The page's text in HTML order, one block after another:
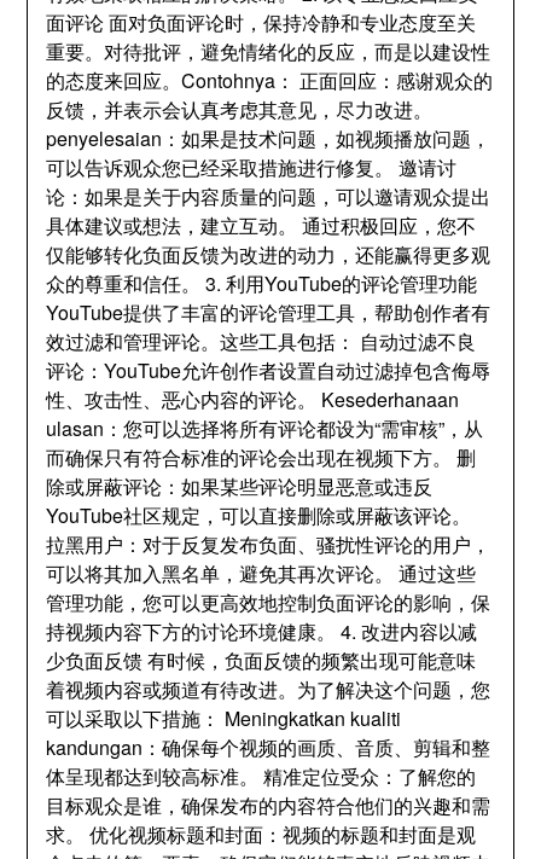
面评论 面对负面评论时 ，保持冷静和专业态度至关
重要。对待批评 ，避免情绪化的反应 ，而是以建设性
的态度来回应。Contohnya： 正面回应 ：感谢观众的
反馈 ，并表示会认真考虑其意见 ，尽力改进。
penyelesaian：如果是技术问题 ，如视频播放问题 ，
可以告诉观众您已经采取措施进行修复。邀请讨
论 ：如果是关于内容质量的问题 ，可以邀请观众提出
具体建议或想法 ，建立互动。通过积极回应 ，您不
仅能够转化负面反馈为改进的动力 ，还能赢得更多观
众的尊重和信任。 3.利用YouTube的评论管理功能
YouTube提供了丰富的评论管理工具 ，帮助创作者有
效过滤和管理评论。这些工具包括 ： 自动过滤不良
评论 ：YouTube允许创作者设置自动过滤掉包含侮辱
性、攻击性、恶心内容的评论。 Kesederhanaan
ulasan：您可以选择将所有评论都设为“需审核” ， 从
而确保只有符合标准的评论会出现在视频下方。删
除或屏蔽评论 ：如果某些评论明显恶意或违反
YouTube社区规定 ，可以直接删除或屏蔽该评论。
拉黑用户 ：对于反复发布负面、骚扰性评论的用户 ，
可以将其加入黑名单 ，避免其再次评论。通过这些
管理功能 ，您可以更高效地控制负面评论的影响 ，保
持视频内容下方的讨论环境健康。 4.改进内容以减
少负面反馈 有时候 ，负面反馈的频繁出现可能意味
着视频内容或频道有待改进。 为了解决这个问题 ，您
可以采取以下措施 ： Meningkatkan kualiti
kandungan：确保每个视频的画质、音质、 剪辑和整
体呈现都达到较高标准。精准定位受众 ： 了解您的
目标观众是谁 ，确保发布的内容符合他们的兴趣和需
求。优化视频标题和封面 ：视频的标题和封面是观